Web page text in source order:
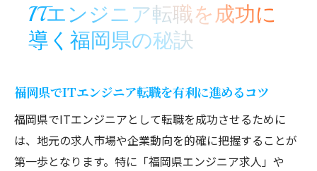
ITエンジニア転職を成功に
導く福岡県の秘訣
福岡県でITエンジニア転職を有利に進めるコツ
福岡県でITエンジニアとして転職を成功させるために
は、地元の求人市場や企業動向を的確に把握することが
第一歩となります。特に「福岡県エンジニア求人」や